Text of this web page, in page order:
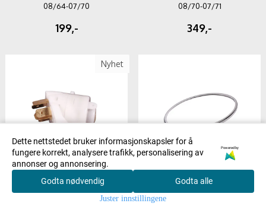
Søk
08/64-07/70
199,-
08/70-07/71
349,-
Nyhet
Dette nettstedet bruker informasjonskapsler for å
fungere korrekt, analysere trafikk, personalisering av
annonser og annonsering.
Powered by
Godta nødvendig Godta alle
Juster innstillingene